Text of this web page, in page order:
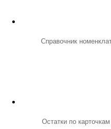
Справочник
Остатки по